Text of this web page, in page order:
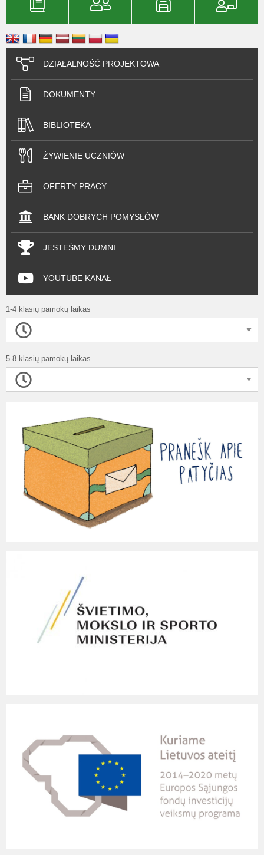
DZIAŁALNOŚĆ PROJEKTOWA
DOKUMENTY
BIBLIOTEKA
ŻYWIENIE UCZNIÓW
OFERTY PRACY
BANK DOBRYCH POMYSŁÓW
JESTEŚMY DUMNI
YOUTUBE KANAŁ
1-4 klasių pamokų laikas
5-8 klasių pamokų laikas